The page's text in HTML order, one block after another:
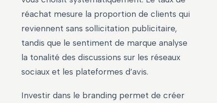
réachat mesure la proportion de clients qui
reviennent sans sollicitation publicitaire,
tandis que le sentiment de marque analyse
la tonalité des discussions sur les réseaux
sociaux et les plateformes d’avis.
Investir dans le branding permet de créer